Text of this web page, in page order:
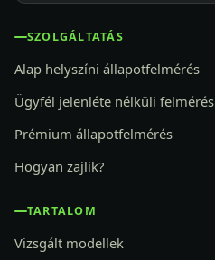
SZOLGÁLTATÁS
Alap helyszíni állapotfelmérés
Ügyfél jelenléte nélküli felmérés
Prémium állapotfelmérés
Hogyan zajlik?
TARTALOM
Vizsgált modellek